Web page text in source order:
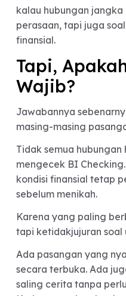
orang tua atau
pinjaman online,
Akibatnya, generasi
hati-hati dan ingin
pola pikir finansial
4. Quarter-Life
Di usia 20–30-an,
fase mencari
kalau hubungan
perasaan, tapi juga
finansial.
Tapi,
Wajib?